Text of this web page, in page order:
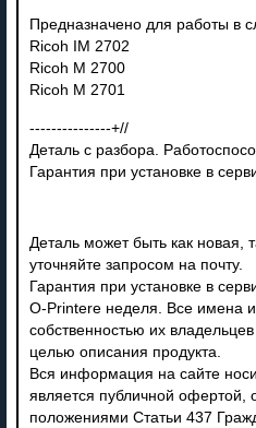
Предназначено для работы в
Ricoh IM 2702
Ricoh M 2700
Ricoh M 2701
---------------+//
Деталь с разбора.
Гарантия при установке в
Деталь может быть как новая,
уточняйте запросом на почту.
Гарантия при установке в
O-Printere неделя. Все имена
собственностью их
целью описания продукта.
Вся информация на сайте
является публичной офертой,
положениями Статьи 437